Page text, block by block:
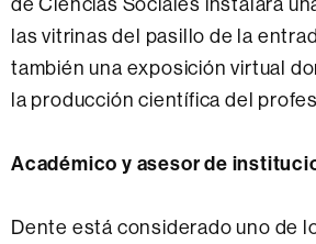
las vitrinas del pasillo de la
también una exposición virtual
la producción científica del
Académico y asesor de
Dente está considerado uno de